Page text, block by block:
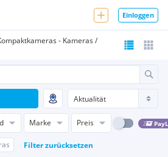
Einloggen
- Kameras /
Marke Preis
Filter zurücksetzen